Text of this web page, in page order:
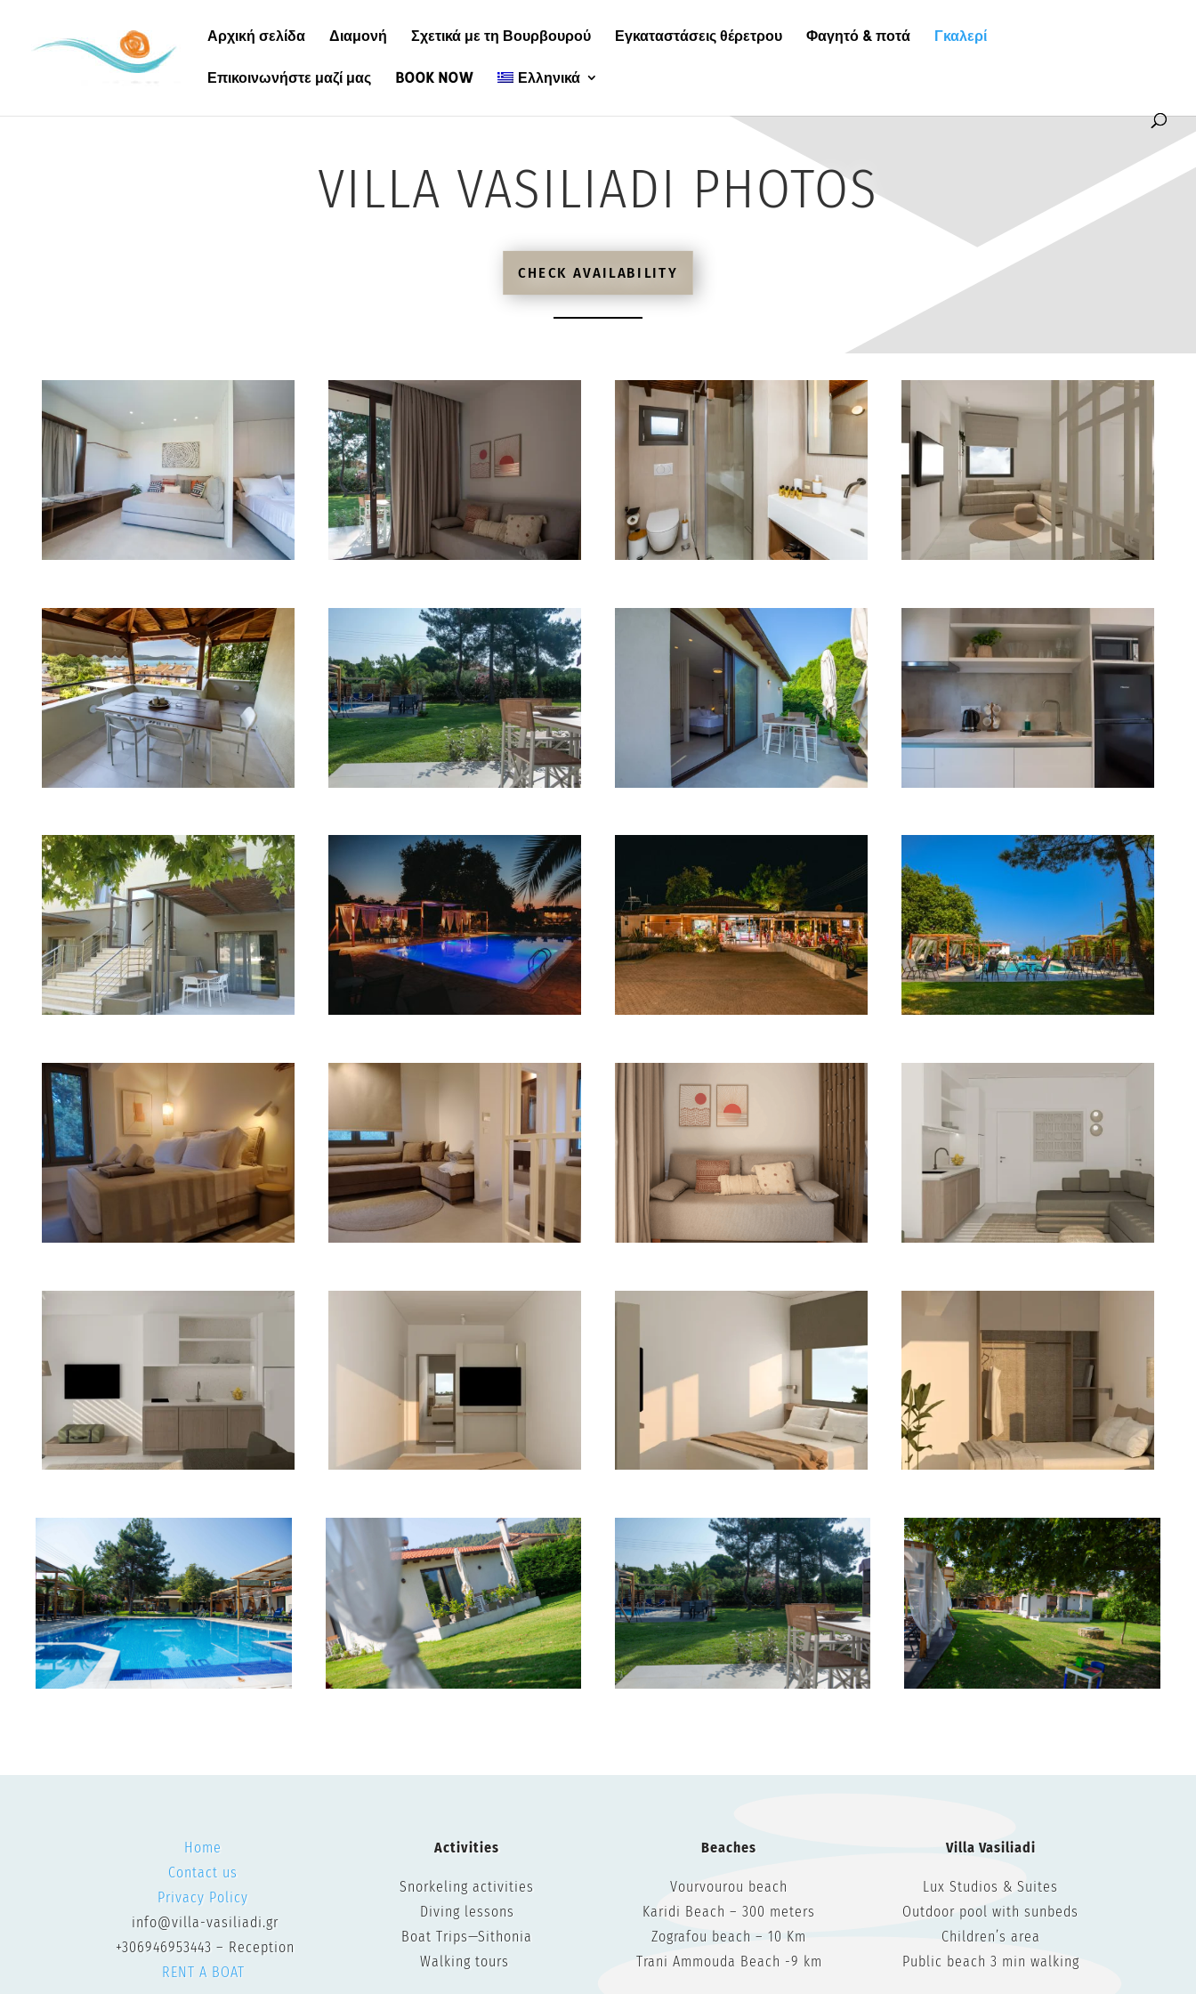
Αρχική σελίδα Διαμονή Σχετικά με τη Βουρβουρού Εγκαταστάσεις θέρετρου Φαγητό & ποτά Γκαλερί
Επικοινωνήστε μαζί μας BOOK NOW Ελληνικά
VILLA VASILIADI PHOTOS
CHECK AVAILABILITY
Home
Contact us
Privacy Policy
info@villa-vasiliadi.gr
+306946953443 – Reception
RENT A BOAT
Activities
Snorkeling activities
Diving lessons
Boat Trips—Sithonia
Walking tours
Beaches
Vourvourou beach
Karidi Beach – 300 meters
Zografou beach – 10 Km
Trani Ammouda Beach -9 km
Villa Vasiliadi
Lux Studios & Suites
Outdoor pool with sunbeds
Children’s area
Public beach 3 min walking